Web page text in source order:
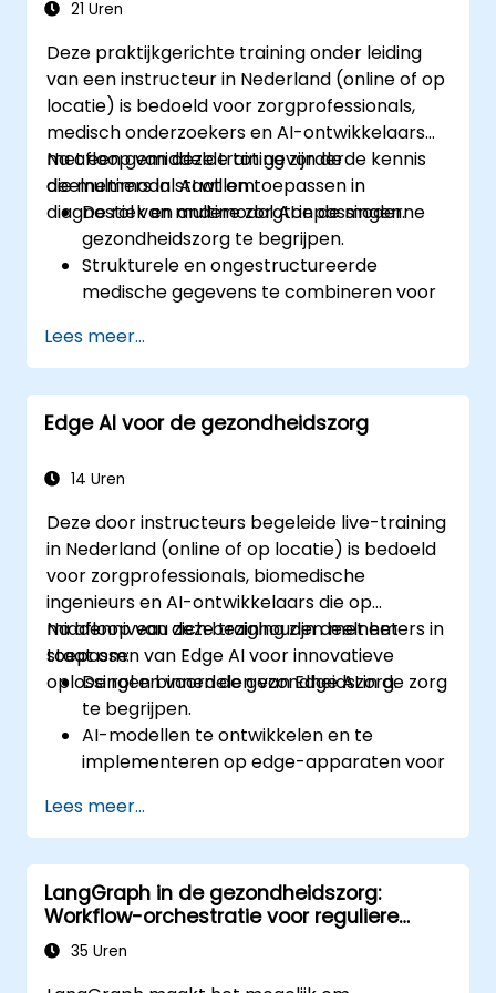
21 Uren
Deze praktijkgerichte training onder leiding
van een instructeur in Nederland (online of op
locatie) is bedoeld voor zorgprofessionals,
medisch onderzoekers en AI-ontwikkelaars
met een gemiddelde tot gevorderde kennis
die multimodal AI willen toepassen in
diagnostiek en andere zorgtoepassingen.
Na afloop van deze training zijn de
deelnemers in staat om:
De rol van multimodal AI in de moderne
gezondheidszorg te begrijpen.
Strukturele en ongestructureerde
medische gegevens te combineren voor
AI-technieken toe te passen bij de
analyse van medische beelden en
elektronische patiëntendossiers.
Voorspellingsmodellen te ontwikkelen
behandeladviezen.
(NLP) in te zetten voor medische
transcriptie en interacties met patiënten.
Lees meer...
Edge AI voor de gezondheidszorg
14 Uren
Deze door instructeurs begeleide live-training
in Nederland (online of op locatie) is bedoeld
voor zorgprofessionals, biomedische
ingenieurs en AI-ontwikkelaars die op
middenniveau zich bezighouden met het
toepassen van Edge AI voor innovatieve
oplossingen binnen de gezondheidszorg.
Na afloop van deze training zijn deelnemers in
staat om:
De rol en voordelen van Edge AI in de zorg
te begrijpen.
AI-modellen te ontwikkelen en te
implementeren op edge-apparaten voor
Edge AI-oplossingen toe te passen in
wearables en diagnostische
hulpmiddelen.
Patiëntbewakingssystemen te
ontwerpen en implementeren met
behulp van Edge AI.
Lees meer...
LangGraph in de gezondheidszorg:
Workflow-orchestratie voor reguliere
omgevingen
35 Uren